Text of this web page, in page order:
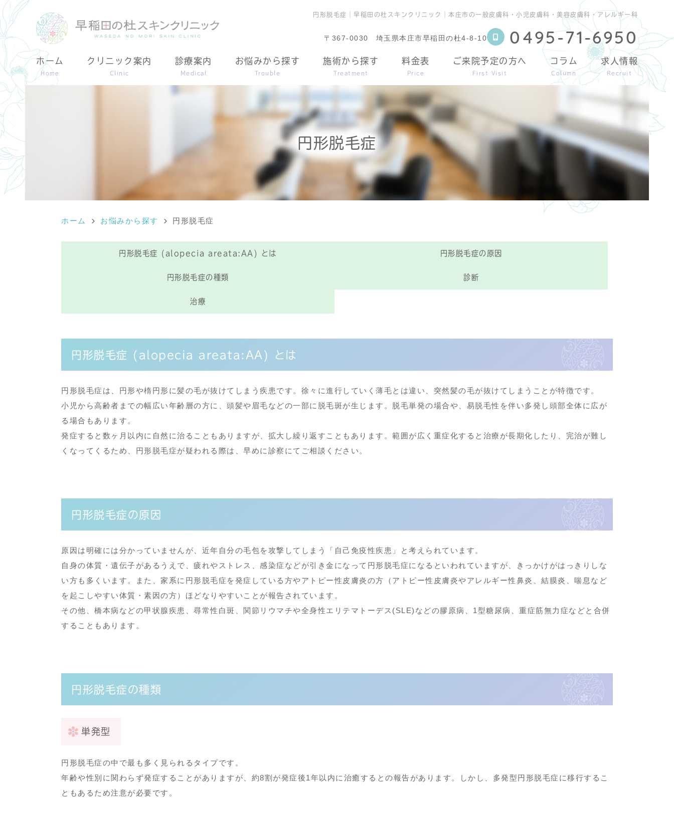
円形脱毛症｜早稲田の杜スキンクリニック｜本庄市の一般皮膚科・小児皮膚科・美容皮膚科・アレルギー科
〒367-0030 埼玉県本庄市早稲田の杜4-8-10 0495-71-6950
ホーム
Home
クリニック案内
Clinic
診療案内
Medical
お悩みから探す
Trouble
施術から探す
Treatment
料金表
Price
ご来院予定の方へ
First Visit
コラム
Column
求人情報
Recruit
円形脱毛症
ホーム お悩みから探す 円形脱毛症
円形脱毛症 (alopecia areata:AA) とは 円形脱毛症の原因
円形脱毛症の種類 診断
治療
円形脱毛症 (alopecia areata:AA) とは
円形脱毛症は、 円形や楕円形に髪の毛が抜けてしまう疾患です。徐々に進行していく薄毛とは違い、突然髪の毛が抜けてしまうことが特徴です。
小児から高齢者までの幅広い年齢層の方に、頭髪や眉毛などの一部に脱毛斑が生じます。脱毛単発の場合や、易脱毛性を伴い多発し頭部全体に広が
る場合もあります。
発症すると数ヶ月以内に自然に治ることもありますが、拡大し繰り返すこともあります。範囲が広く重症化すると治療が長期化したり、完治が難し
くなってくるため、円形脱毛症が疑われる際は、早めに診察にてご相談ください。
円形脱毛症の原因
原因は明確には分かっていませんが、 近年自分の毛包を攻撃してしまう「自己免疫性疾患」と考えられています。
自身の体質・遺伝子があるうえで、疲れやストレス、感染症などが引き金になって円形脱毛症になるといわれていますが、きっかけがはっきりしな
い方も多くいます。また、家系に円形脱毛症を発症している方やアトピー性皮膚炎の方（アトピー性皮膚炎やアレルギー性鼻炎、結膜炎、喘息など
を起こしやすい体質・素因の方）ほどなりやすいことが報告されています。
その他、橋本病などの甲状腺疾患、尋常性白斑、関節リウマチや全身性エリテマトーデス(SLE)などの膠原病、1型糖尿病、重症筋無力症などと合併
することもあります。
円形脱毛症の種類
単発型
円形脱毛症の中で最も多く見られるタイプです。
年齢や性別に関わらず発症することがありますが、約8割が発症後1年以内に治癒するとの報告があります。しかし、多発型円形脱毛症に移行するこ
ともあるため注意が必要です。